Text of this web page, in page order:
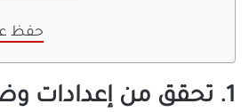
حفظ
1. تحقق من إعدادات